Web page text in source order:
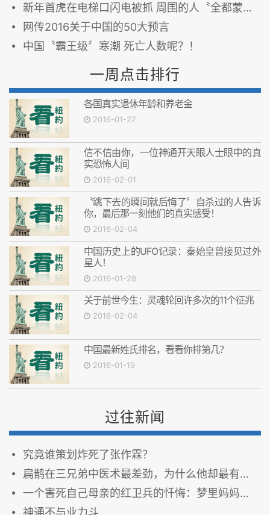
新年首虎在电梯口闪电被抓 周围的人〝全都蒙了〞
网传2016关于中国的50大预言
中国〝霸王级〞寒潮 死亡人数呢？！
一周点击排行
各国真实退休年龄和养老金
2016-01-27
信不信由你，一位神通开天眼人士眼中的真
实恐怖人间
2016-02-01
〝跳下去的瞬间就后悔了〞自杀过的人告诉
你，最后那一刻他们的真实感受！
2016-02-04
中国历史上的UFO记录：秦始皇曾接见过外
星人！
2016-01-28
关于前世今生：灵魂轮回许多次的11个征兆
2016-02-04
中国最新姓氏排名，看看你排第几？
2016-01-19
过往新闻
究竟谁策划炸死了张作霖？
扁鹊在三兄弟中医术最差劲，为什么他却最有名？
一个害死自己母亲的红卫兵的忏悔：梦里妈妈从不和我说话
神通不与业力斗